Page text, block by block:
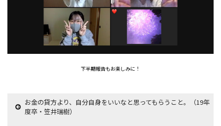
下半期報告もお楽しみに！
お金の貸方より、自分自身をいいなと思ってもらうこと。（19年
度卒・笠井瑞樹）